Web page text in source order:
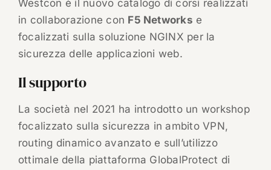
Westcon è il nuovo catalogo di corsi realizzati
in collaborazione con F5 Networks e
focalizzati sulla soluzione NGINX per la
sicurezza delle applicazioni web.
Il supporto
La società nel 2021 ha introdotto un workshop
focalizzato sulla sicurezza in ambito VPN,
routing dinamico avanzato e sull’utilizzo
ottimale della piattaforma GlobalProtect di